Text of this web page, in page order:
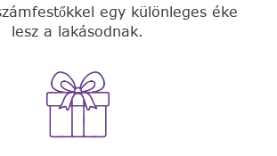
egy különleges éke
lesz a lakásodnak.